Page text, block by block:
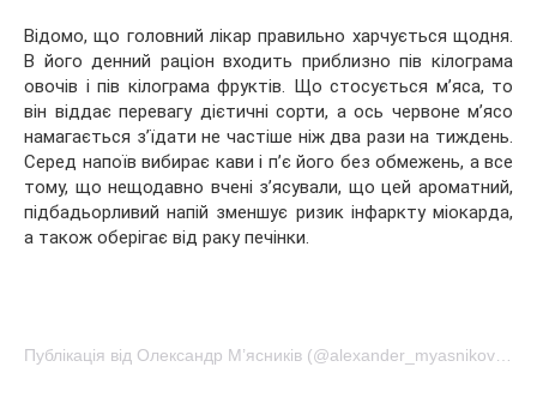
Відомо, що головний лікар правильно харчується щодня.
В його денний раціон входить приблизно пів кілограма
овочів і пів кілограма фруктів. Що стосується м’яса, то
він віддає перевагу дієтичні сорти, а ось червоне м’ясо
намагається з’їдати не частіше ніж два рази на тиждень.
Серед напоїв вибирає кави і п’є його без обмежень, а все
тому, що нещодавно вчені з’ясували, що цей ароматний,
підбадьорливий напій зменшує ризик інфаркту міокарда,
а також оберігає від раку печінки.